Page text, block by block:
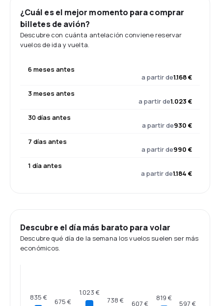
¿Cuál es el mejor momento para comprar
billetes de avión?
Descubre con cuánta antelación conviene reservar
vuelos de ida y vuelta.
6 meses antes
a partir de1.168 €
3 meses antes
a partir de1.023 €
30 días antes
a partir de930 €
7 días antes
a partir de990 €
1 día antes
a partir de1.184 €
Descubre el día más barato para volar
Descubre qué día de la semana los vuelos suelen ser más
económicos.
835 € 675 €
1.023 €
738 €
607 €
819 €
597 €